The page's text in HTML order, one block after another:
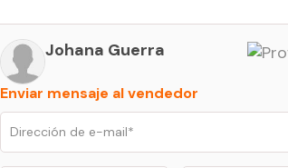
Johana Guerra
Enviar mensaje al vendedor